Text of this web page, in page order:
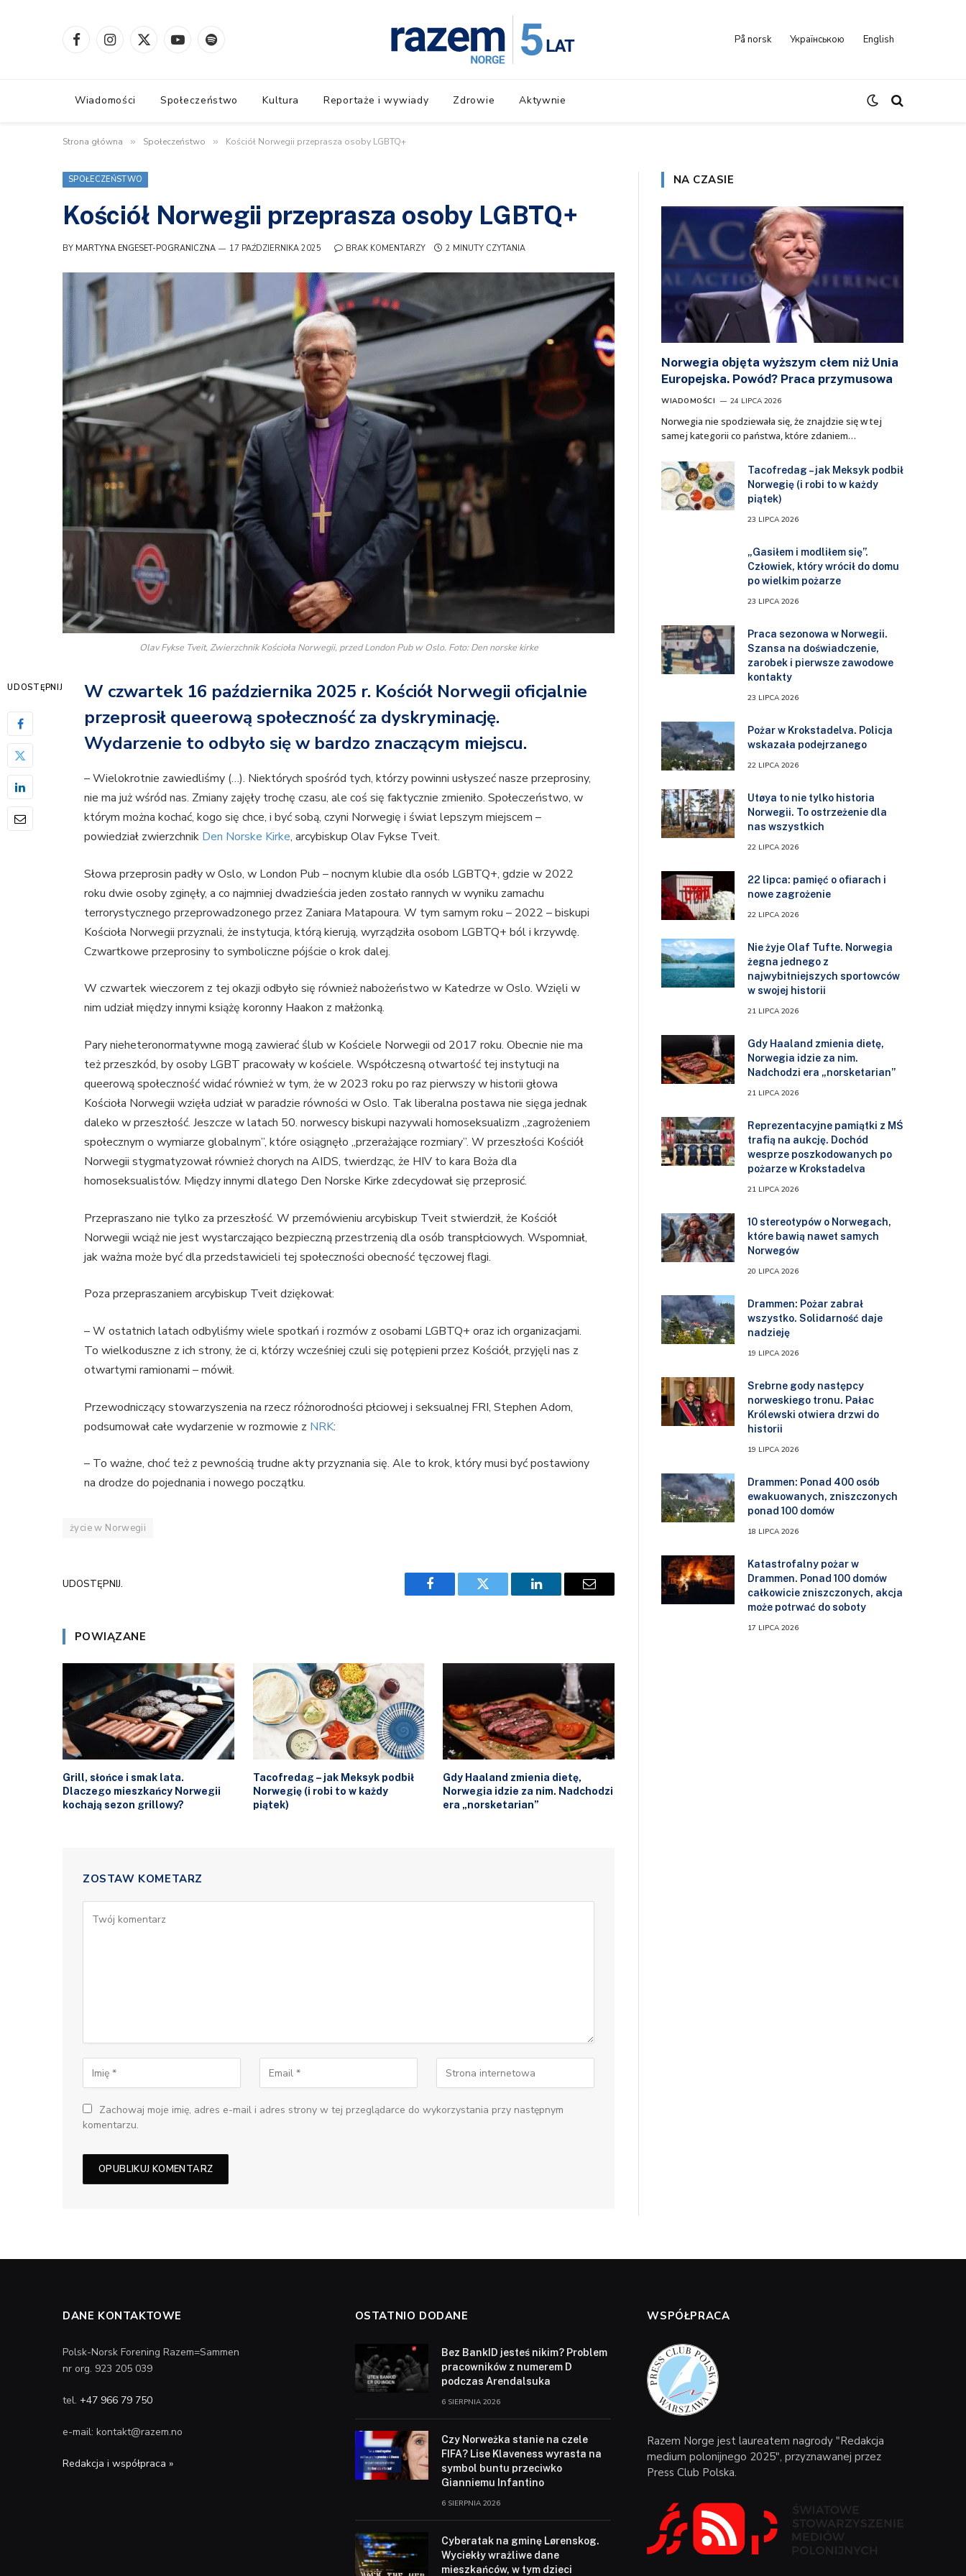
FacebookInstagram
X
YouTubeSpotify På norsk Українською English
Wiadomości Społeczeństwo Kultura Reportaże i wywiady Zdrowie Aktywnie
Strona główna » Społeczeństwo » Kościół Norwegii przeprasza osoby LGBTQ+
SPOŁECZEŃSTWO
Kościół Norwegii przeprasza osoby LGBTQ+
BY MARTYNA ENGESET-POGRANICZNA 17 PAŹDZIERNIKA 2025 BRAK KOMENTARZY 2 MINUTY CZYTANIA
Olav Fykse Tveit, Zwierzchnik Kościoła Norwegii, przed London Pub w Oslo. Foto: Den norske kirke
UDOSTĘPNIJ
W czwartek 16 października 2025 r. Kościół Norwegii oficjalnie
przeprosił queerową społeczność za dyskryminację.
Wydarzenie to odbyło się w bardzo znaczącym miejscu.
– Wielokrotnie zawiedliśmy (…). Niektórych spośród tych, którzy powinni usłyszeć nasze przeprosiny,
nie ma już wśród nas. Zmiany zajęły trochę czasu, ale coś się faktycznie zmieniło. Społeczeństwo, w
którym można kochać, kogo się chce, i być sobą, czyni Norwegię i świat lepszym miejscem –
powiedział zwierzchnik Den Norske Kirke, arcybiskup Olav Fykse Tveit.
Słowa przeprosin padły w Oslo, w London Pub – nocnym klubie dla osób LGBTQ+, gdzie w 2022
roku dwie osoby zginęły, a co najmniej dwadzieścia jeden zostało rannych w wyniku zamachu
terrorystycznego przeprowadzonego przez Zaniara Matapoura. W tym samym roku – 2022 – biskupi
Kościoła Norwegii przyznali, że instytucja, którą kierują, wyrządziła osobom LGBTQ+ ból i krzywdę.
Czwartkowe przeprosiny to symboliczne pójście o krok dalej.
W czwartek wieczorem z tej okazji odbyło się również nabożeństwo w Katedrze w Oslo. Wzięli w
nim udział między innymi książę koronny Haakon z małżonką.
Pary nieheteronormatywne mogą zawierać ślub w Kościele Norwegii od 2017 roku. Obecnie nie ma
też przeszkód, by osoby LGBT pracowały w kościele. Współczesną otwartość tej instytucji na
queerową społeczność widać również w tym, że w 2023 roku po raz pierwszy w historii głowa
Kościoła Norwegii wzięła udział w paradzie równości w Oslo. Tak liberalna postawa nie sięga jednak
daleko w przeszłość. Jeszcze w latach 50. norwescy biskupi nazywali homoseksualizm „zagrożeniem
społecznym o wymiarze globalnym”, które osiągnęło „przerażające rozmiary”. W przeszłości Kościół
Norwegii stygmatyzował również chorych na AIDS, twierdząc, że HIV to kara Boża dla
homoseksualistów. Między innymi dlatego Den Norske Kirke zdecydował się przeprosić.
Przepraszano nie tylko za przeszłość. W przemówieniu arcybiskup Tveit stwierdził, że Kościół
Norwegii wciąż nie jest wystarczająco bezpieczną przestrzenią dla osób transpłciowych. Wspomniał,
jak ważna może być dla przedstawicieli tej społeczności obecność tęczowej flagi.
Poza przepraszaniem arcybiskup Tveit dziękował:
– W ostatnich latach odbyliśmy wiele spotkań i rozmów z osobami LGBTQ+ oraz ich organizacjami.
To wielkoduszne z ich strony, że ci, którzy wcześniej czuli się potępieni przez Kościół, przyjęli nas z
otwartymi ramionami – mówił.
Przewodniczący stowarzyszenia na rzecz różnorodności płciowej i seksualnej FRI, Stephen Adom,
podsumował całe wydarzenie w rozmowie z NRK:
– To ważne, choć też z pewnością trudne akty przyznania się. Ale to krok, który musi być postawiony
na drodze do pojednania i nowego początku.
życie w Norwegii
UDOSTĘPNIJ.
Facebook Twitter LinkedIn Email
POWIĄZANE
Grill, słońce i smak lata.
Dlaczego mieszkańcy Norwegii
kochają sezon grillowy?
Tacofredag – jak Meksyk podbił
Norwegię (i robi to w każdy
piątek)
Gdy Haaland zmienia dietę,
Norwegia idzie za nim. Nadchodzi
era „norsketarian”
ZOSTAW KOMETARZ
Zachowaj moje imię, adres e-mail i adres strony w tej przeglądarce do wykorzystania przy następnym
komentarzu.
NA CZASIE
Norwegia objęta wyższym cłem niż Unia
Europejska. Powód? Praca przymusowa
WIADOMOŚCI 24 LIPCA 2026
Norwegia nie spodziewała się, że znajdzie się w tej
samej kategorii co państwa, które zdaniem…
Tacofredag – jak Meksyk podbił
Norwegię (i robi to w każdy
piątek)
23 LIPCA 2026
„Gasiłem i modliłem się”.
Człowiek, który wrócił do domu
po wielkim pożarze
23 LIPCA 2026
Praca sezonowa w Norwegii.
Szansa na doświadczenie,
zarobek i pierwsze zawodowe
kontakty
23 LIPCA 2026
Pożar w Krokstadelva. Policja
wskazała podejrzanego
22 LIPCA 2026
Utøya to nie tylko historia
Norwegii. To ostrzeżenie dla
nas wszystkich
22 LIPCA 2026
22 lipca: pamięć o ofiarach i
nowe zagrożenie
22 LIPCA 2026
Nie żyje Olaf Tufte. Norwegia
żegna jednego z
najwybitniejszych sportowców
w swojej historii
21 LIPCA 2026
Gdy Haaland zmienia dietę,
Norwegia idzie za nim.
Nadchodzi era „norsketarian”
21 LIPCA 2026
Reprezentacyjne pamiątki z MŚ
trafią na aukcję. Dochód
wesprze poszkodowanych po
pożarze w Krokstadelva
21 LIPCA 2026
10 stereotypów o Norwegach,
które bawią nawet samych
Norwegów
20 LIPCA 2026
Drammen: Pożar zabrał
wszystko. Solidarność daje
nadzieję
19 LIPCA 2026
Srebrne gody następcy
norweskiego tronu. Pałac
Królewski otwiera drzwi do
historii
19 LIPCA 2026
Drammen: Ponad 400 osób
ewakuowanych, zniszczonych
ponad 100 domów
18 LIPCA 2026
Katastrofalny pożar w
Drammen. Ponad 100 domów
całkowicie zniszczonych, akcja
może potrwać do soboty
17 LIPCA 2026
DANE KONTAKTOWE
Polsk-Norsk Forening Razem=Sammen
nr org. 923 205 039
tel. +47 966 79 750
e-mail: kontakt@razem.no
Redakcja i współpraca »
OSTATNIO DODANE
Bez BankID jesteś nikim? Problem
pracowników z numerem D
podczas Arendalsuka
6 SIERPNIA 2026
Czy Norweżka stanie na czele
FIFA? Lise Klaveness wyrasta na
symbol buntu przeciwko
Gianniemu Infantino
6 SIERPNIA 2026
Cyberatak na gminę Lørenskog.
Wyciekły wrażliwe dane
mieszkańców, w tym dzieci
WSPÓŁPRACA
Razem Norge jest laureatem nagrody "Redakcja
medium polonijnego 2025", przyznawanej przez
Press Club Polska.